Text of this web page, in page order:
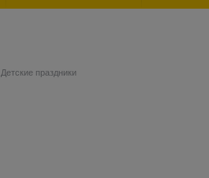
Детские праздники